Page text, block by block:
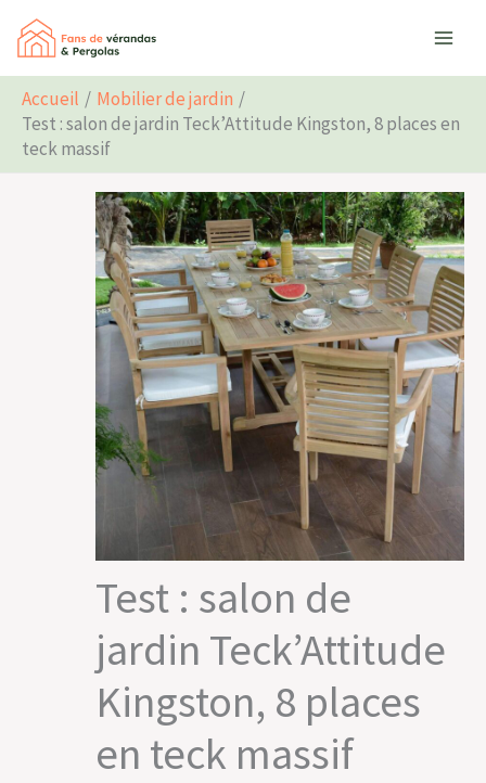
Aller
contenu
Accueil
Mobilier de jardin
Test : salon de jardin Teck’Attitude Kingston, 8 places en
teck massif
Test : salon de
jardin Teck’Attitude
Kingston, 8 places
en teck massif
Rechercher